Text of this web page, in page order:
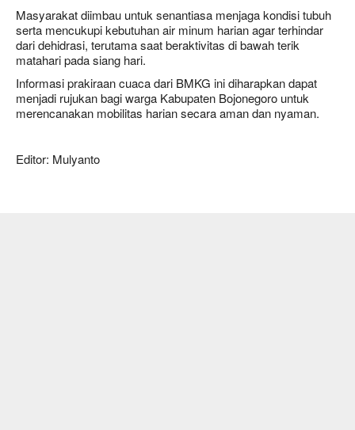
Masyarakat diimbau untuk senantiasa menjaga kondisi tubuh
serta mencukupi kebutuhan air minum harian agar terhindar
dari dehidrasi, terutama saat beraktivitas di bawah terik
matahari pada siang hari.
Informasi prakiraan cuaca dari BMKG ini diharapkan dapat
menjadi rujukan bagi warga Kabupaten Bojonegoro untuk
merencanakan mobilitas harian secara aman dan nyaman.
Editor: Mulyanto